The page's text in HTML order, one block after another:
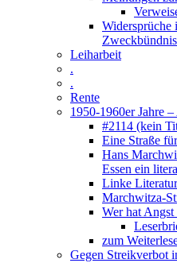
Widersprüche
Leiharbeit
.
.
Rente
1950-1960er Jahre
#2114 (kein
Eine Straße
Hans
Essen ein
Linke
Marchwitza-
Wer hat
zum
Gegen Streikverbot